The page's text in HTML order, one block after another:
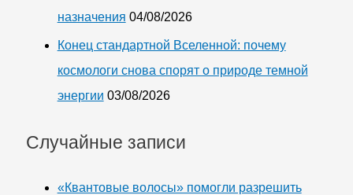
назначения 04/08/2026
Конец стандартной Вселенной: почему
космологи снова спорят о природе темной
энергии 03/08/2026
Случайные записи
«Квантовые волосы» помогли разрешить